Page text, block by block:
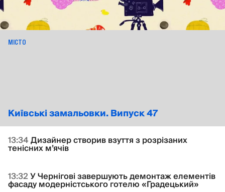
13:34Дизайнер створив взуття з розрізаних
тенісних м’ячів
13:32У Чернігові завершують демонтаж елементів
фасаду модерністського готелю «Градецький»
Київські замальовки. Випуск 47
МІСТО